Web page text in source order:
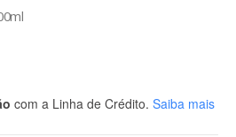
com a Linha de Crédito. Saiba mais